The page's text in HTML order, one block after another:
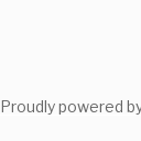
Proudly powered